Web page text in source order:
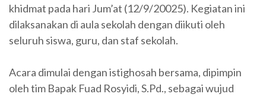
khidmat pada hari Jum’at (12/9/20025). Kegiatan ini
dilaksanakan di aula sekolah dengan diikuti oleh
seluruh siswa, guru, dan staf sekolah.
Acara dimulai dengan istighosah bersama, dipimpin
oleh tim Bapak Fuad Rosyidi, S.Pd., sebagai wujud